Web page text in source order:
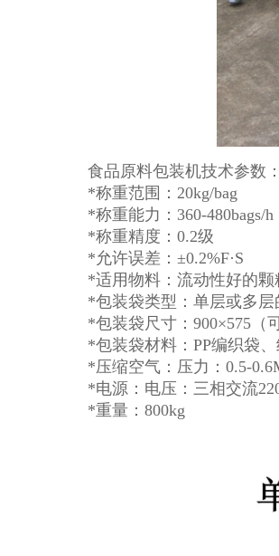
食品原料包装机技术参数：
*称重范围：20kg/bag
*称重能力：360-480bags/h
*称重精度：0.2级
*允许误差：±0.2%F·S
*适用物料：流动性好的
*包装袋类型：单层或多层
*包装袋尺寸：900×575（
*包装袋材料：PP编织袋
*压缩空气：压力：0.5-
*电源：电压：三相交流
*重量：800kg